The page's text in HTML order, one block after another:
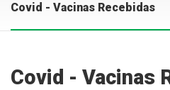
Covid - Vacinas Recebidas
Covid - Vacinas